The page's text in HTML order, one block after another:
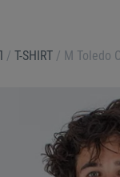
/ T-SHIRT / M Toledo